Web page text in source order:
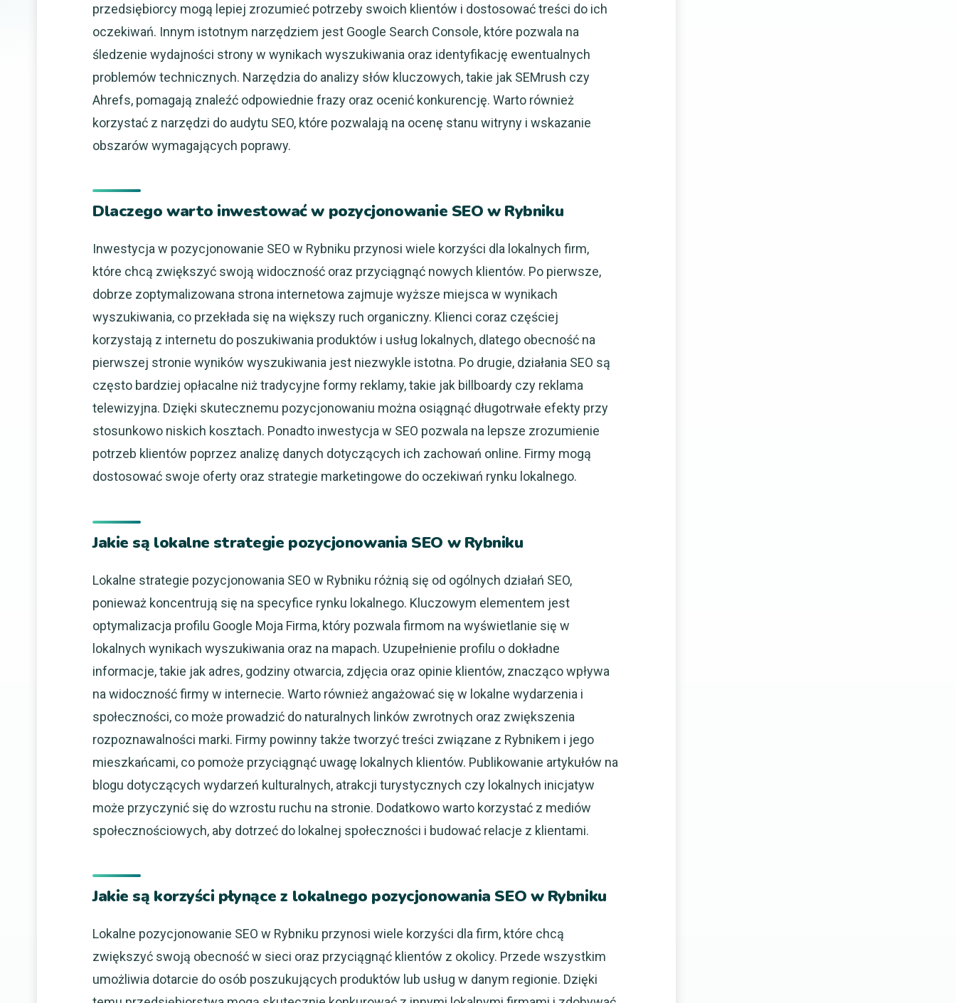
przedsiębiorcy mogą lepiej zrozumieć potrzeby swoich klientów i dostosować treści do ich
oczekiwań. Innym istotnym narzędziem jest Google Search Console, które pozwala na
śledzenie wydajności strony w wynikach wyszukiwania oraz identyfikację ewentualnych
problemów technicznych. Narzędzia do analizy słów kluczowych, takie jak SEMrush czy
Ahrefs, pomagają znaleźć odpowiednie frazy oraz ocenić konkurencję. Warto również
korzystać z narzędzi do audytu SEO, które pozwalają na ocenę stanu witryny i wskazanie
obszarów wymagających poprawy.
Dlaczego warto inwestować w pozycjonowanie SEO w Rybniku
Inwestycja w pozycjonowanie SEO w Rybniku przynosi wiele korzyści dla lokalnych firm,
które chcą zwiększyć swoją widoczność oraz przyciągnąć nowych klientów. Po pierwsze,
dobrze zoptymalizowana strona internetowa zajmuje wyższe miejsca w wynikach
wyszukiwania, co przekłada się na większy ruch organiczny. Klienci coraz częściej
korzystają z internetu do poszukiwania produktów i usług lokalnych, dlatego obecność na
pierwszej stronie wyników wyszukiwania jest niezwykle istotna. Po drugie, działania SEO są
często bardziej opłacalne niż tradycyjne formy reklamy, takie jak billboardy czy reklama
telewizyjna. Dzięki skutecznemu pozycjonowaniu można osiągnąć długotrwałe efekty przy
stosunkowo niskich kosztach. Ponadto inwestycja w SEO pozwala na lepsze zrozumienie
potrzeb klientów poprzez analizę danych dotyczących ich zachowań online. Firmy mogą
dostosować swoje oferty oraz strategie marketingowe do oczekiwań rynku lokalnego.
Jakie są lokalne strategie pozycjonowania SEO w Rybniku
Lokalne strategie pozycjonowania SEO w Rybniku różnią się od ogólnych działań SEO,
ponieważ koncentrują się na specyfice rynku lokalnego. Kluczowym elementem jest
optymalizacja profilu Google Moja Firma, który pozwala firmom na wyświetlanie się w
lokalnych wynikach wyszukiwania oraz na mapach. Uzupełnienie profilu o dokładne
informacje, takie jak adres, godziny otwarcia, zdjęcia oraz opinie klientów, znacząco wpływa
na widoczność firmy w internecie. Warto również angażować się w lokalne wydarzenia i
społeczności, co może prowadzić do naturalnych linków zwrotnych oraz zwiększenia
rozpoznawalności marki. Firmy powinny także tworzyć treści związane z Rybnikem i jego
mieszkańcami, co pomoże przyciągnąć uwagę lokalnych klientów. Publikowanie artykułów na
blogu dotyczących wydarzeń kulturalnych, atrakcji turystycznych czy lokalnych inicjatyw
może przyczynić się do wzrostu ruchu na stronie. Dodatkowo warto korzystać z mediów
społecznościowych, aby dotrzeć do lokalnej społeczności i budować relacje z klientami.
Jakie są korzyści płynące z lokalnego pozycjonowania SEO w Rybniku
Lokalne pozycjonowanie SEO w Rybniku przynosi wiele korzyści dla firm, które chcą
zwiększyć swoją obecność w sieci oraz przyciągnąć klientów z okolicy. Przede wszystkim
umożliwia dotarcie do osób poszukujących produktów lub usług w danym regionie. Dzięki